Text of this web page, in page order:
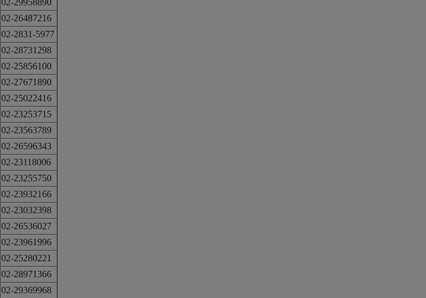
02-29958890
02-26487216
02-2831-5977
02-28731298
02-25856100
02-27671890
02-25022416
02-23253715
02-23563789
02-26596343
02-23118006
02-23255750
02-23932166
02-23032398
02-26536027
02-23961996
02-25280221
02-28971366
02-29369968